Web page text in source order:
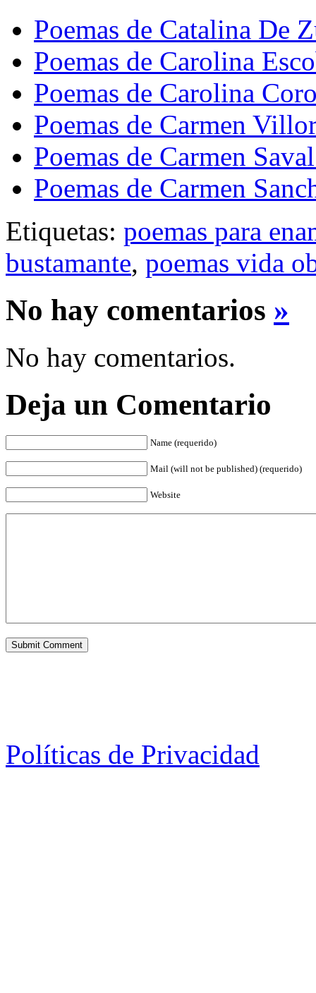
Poemas de Catalina De
Poemas de Carolina
Poemas de Carolina
Poemas de Carmen
Poemas de Carmen
Poemas de Carmen
Etiquetas: poemas para
bustamante, poemas vida
No hay comentarios »
No hay comentarios.
Deja un Comentario
Name (requerido)
Mail (will not be published) (requerido)
Website
Políticas de Privacidad